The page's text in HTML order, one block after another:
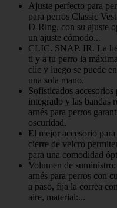
Ajuste perfecto para
para perros Classic
D-Ring, con su ajuste
un ajuste cómodo...
CLIC. SNAP. IR. La
ti y a tu perro la
clic y luego se puede
una sola mano.
Sofisticados
integrado y las bandas
arnés para perros
oscuridad.
El mejor accesorio
cierre de velcro
para una comodidad
Volumen de
arnés para perros con
a paso, fija la correa
aire, material:...